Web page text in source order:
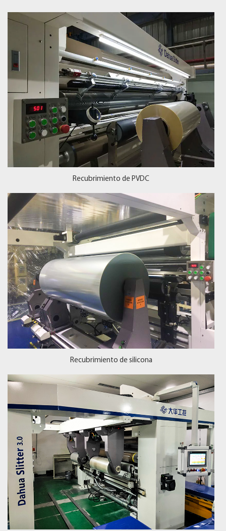
Recubrimiento de PVDC
Recubrimiento de silicona